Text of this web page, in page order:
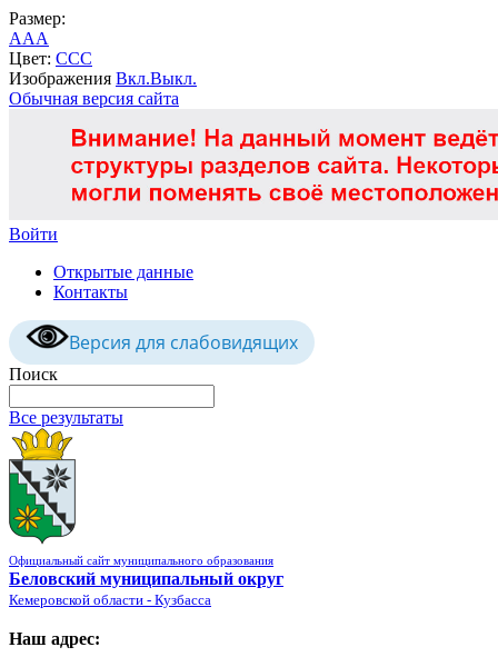
Размер:
AAA
Цвет: CCC
Изображения Вкл.Выкл.
Обычная версия сайта
Войти
Открытые данные
Контакты
Версия для слабовидящих
Поиск
Все результаты
Официальный сайт муниципального образования
Беловский муниципальный округ
Кемеровской области - Кузбасса
Наш адрес: